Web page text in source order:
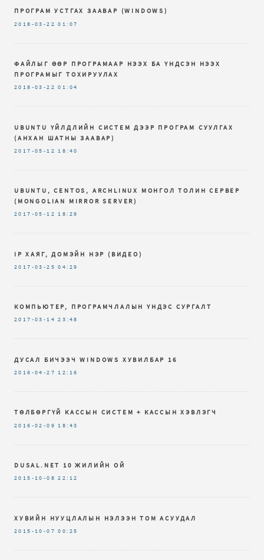
ПРОГРАМ УСТГАХ ЗААВАР (WINDOWS)
2018-03-22 01:07
ФАЙЛЫГ ӨӨР ПРОГРАМААР НЭЭХ БА ҮНДСЭН НЭЭХ
ПРОГРАМЫГ ТОХИРУУЛАХ
2018-03-22 01:04
UBUNTU ҮЙЛДЛИЙН СИСТЕМ ДЭЭР ПРОГРАМ СУУЛГАХ
(АНХАН ШАТНЫ ЗААВАР)
2017-05-12 18:40
UBUNTU, CENTOS, ARCHLINUX МОНГОЛ ТОЛИН СЕРВЕР
(MONGOLIAN MIRROR SERVER)
2017-05-12 18:29
IP ХАЯГ, ДОМЭЙН НЭР (ВИДЕО)
2017-03-25 04:29
КОМПЬЮТЕР, ПРОГРАМЧЛАЛЫН ҮНДЭС СУРГАЛТ
2017-03-14 23:48
ДУСАЛ БИЧЭЭЧ WINDOWS ХУВИЛБАР 16
2016-04-27 12:16
ТӨЛБӨРГҮЙ КАССЫН СИСТЕМ + КАССЫН ХЭВЛЭГЧ
2016-02-09 18:43
DUSAL.NET 10 ЖИЛИЙН ОЙ
2015-10-08 22:12
ХУВИЙН НУУЦЛАЛЫН НЭЛЭЭН ТОМ АСУУДАЛ
2015-10-07 00:25